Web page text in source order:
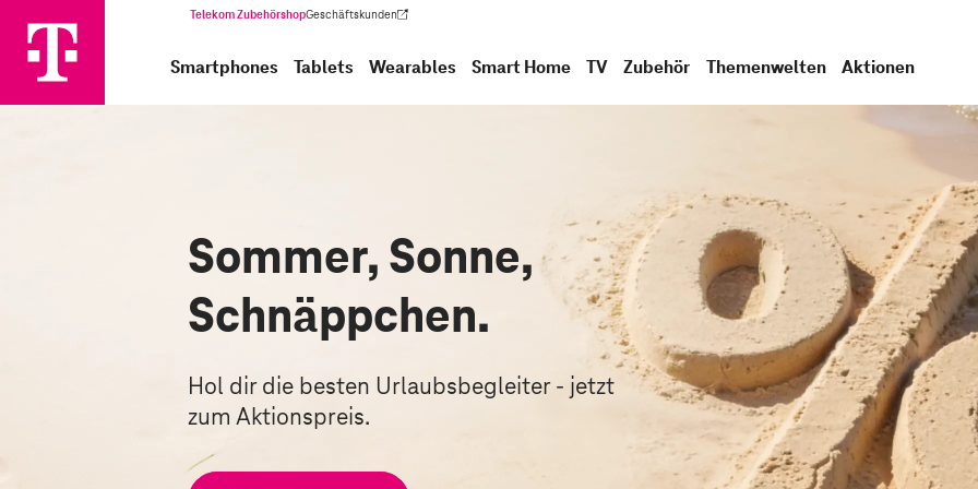
Telekom ZubehörshopGeschäftskunden
(Wird in einem neuen Tab geöffnet)
Smartphones Tablets Wearables Smart Home TV Zubehör Themenwelten Aktionen
Sommer, Sonne,
Schnäppchen.
Hol dir die besten Urlaubsbegleiter - jetzt
zum Aktionspreis.